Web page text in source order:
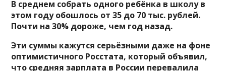
В среднем собрать одного ребёнка в школу в
этом году обошлось от 35 до 70 тыс. рублей.
Почти на 30% дороже, чем год назад.
Эти суммы кажутся серьёзными даже на фоне
оптимистичного Росстата, который объявил,
что средняя зарплата в России перевалила